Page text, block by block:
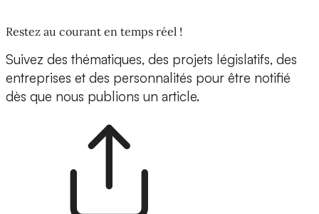
Restez au courant en temps réel !
Suivez des thématiques, des projets législatifs, des
entreprises et des personnalités pour être notifié
dès que nous publions un article.